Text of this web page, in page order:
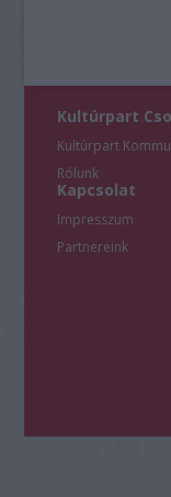
Kultúrpart
Kultúrpart
Rólunk
Kapcsolat
Impresszum
Partnereink